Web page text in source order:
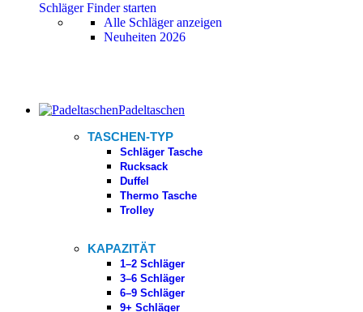
Schläger Finder starten
Alle Schläger anzeigen
Neuheiten 2026
Padeltaschen
TASCHEN-TYP
Schläger Tasche
Rucksack
Duffel
Thermo Tasche
Trolley
KAPAZITÄT
1–2 Schläger
3–6 Schläger
6–9 Schläger
9+ Schläger